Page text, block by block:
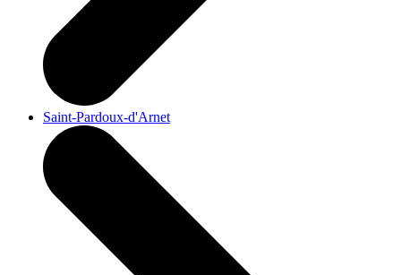
Saint-Pardoux-d'Arnet